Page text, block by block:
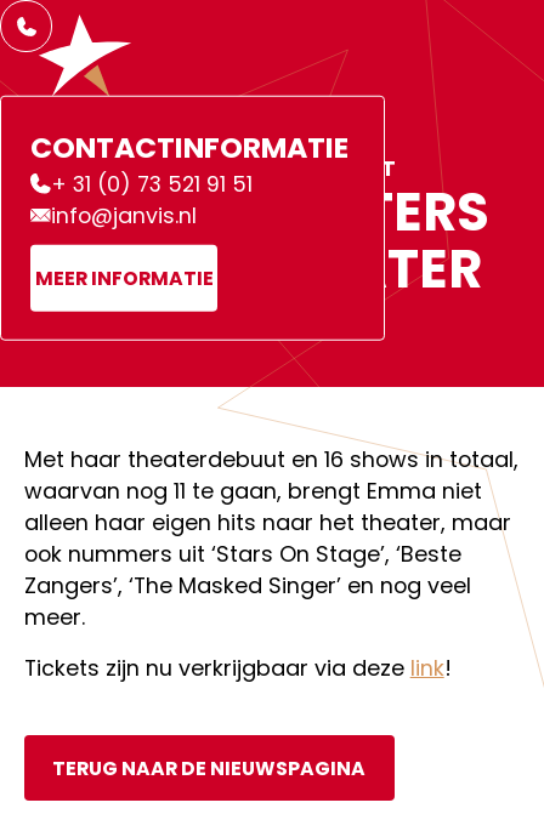
CONTACTINFORMATIE
+ 31 (0) 73 521 91 51
info@janvis.nl
MEER INFORMATIE
NEWS ENTERTAINMENT
EMMA H TERS
LIVEIN ATER
1
Met haar theaterdebuut en 16 shows in totaal,
waarvan nog 11 te gaan, brengt Emma niet
alleen haar eigen hits naar het theater, maar
ook nummers uit ‘Stars On Stage’, ‘Beste
Zangers’, ‘The Masked Singer’ en nog veel
meer.
Tickets zijn nu verkrijgbaar via deze link!
TERUG NAAR DE NIEUWSPAGINA